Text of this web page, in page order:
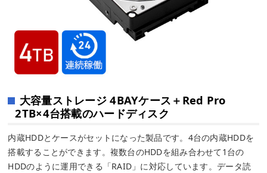
大容量ストレージ 4BAYケース＋Red Pro
2TB×4台搭載のハードディスク
内蔵HDDとケースがセットになった製品です。4台の内蔵HDDを
搭載することができます。複数台のHDDを組み合わせて1台の
HDDのように運用できる「RAID」に対応しています。データ読